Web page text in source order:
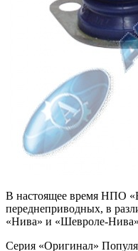
В настоящее время НПО
переднеприводных, в
«Нива» и «Шевроле-
Серия «Оригинал»